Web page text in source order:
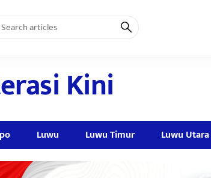
Kini
Luwu Luwu Timur Luwu Utara